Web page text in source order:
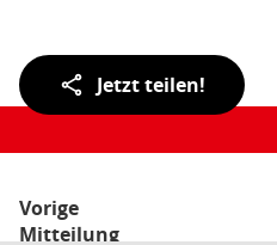
Teilen
der
Jetzt teilen!
Vorige
Mitteilung